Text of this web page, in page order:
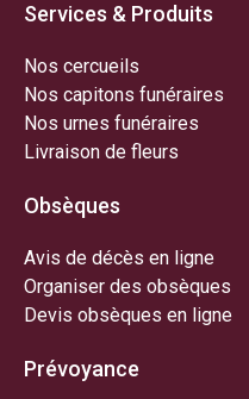
Services & Produits
Nos cercueils
Nos capitons funéraires
Nos urnes funéraires
Livraison de fleurs
Obsèques
Avis de décès en ligne
Organiser des obsèques
Devis obsèques en ligne
Prévoyance